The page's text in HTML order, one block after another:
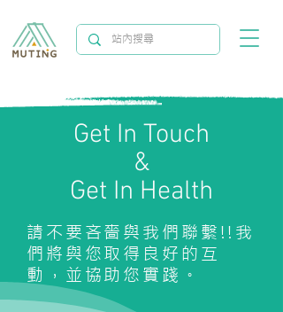
Get In Touch
&
Get In Health
請不要吝嗇與我們聯繫!!​我
們將與您取得良好的互
動，並協助您實踐。